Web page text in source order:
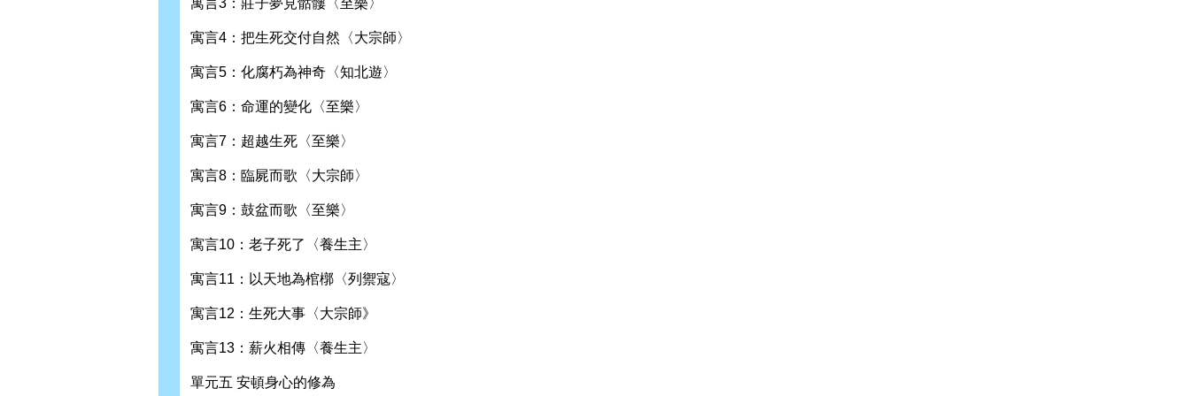
寓言3：莊子夢見骷髏〈至樂〉
寓言4：把生死交付自然〈大宗師〉
寓言5：化腐朽為神奇〈知北遊〉
寓言6：命運的變化〈至樂〉
寓言7：超越生死〈至樂〉
寓言8：臨屍而歌〈大宗師〉
寓言9：鼓盆而歌〈至樂〉
寓言10：老子死了〈養生主〉
寓言11：以天地為棺槨〈列禦寇〉
寓言12：生死大事〈大宗師》
寓言13：薪火相傳〈養生主〉
單元五 安頓身心的修為